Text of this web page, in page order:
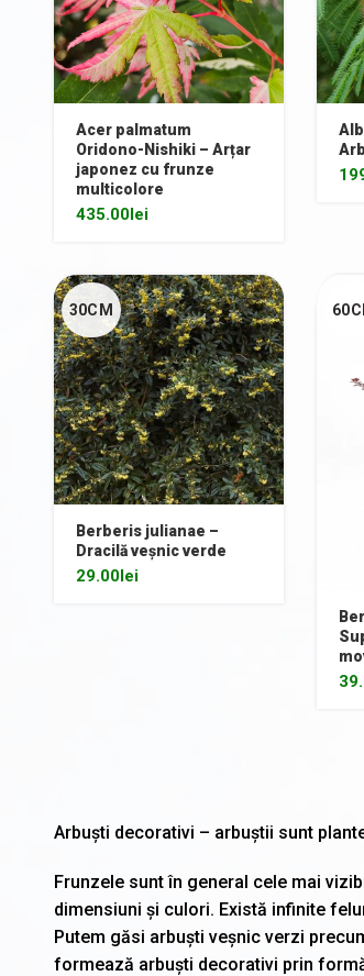
Acer palmatum
Oridono-Nishiki – Arțar
japonez cu frunze
multicolore
435.00lei
30CM
Berberis julianae –
Dracilă veșnic verde
29.00lei
Arbuști decorativi – arbuștii sunt
Frunzele sunt în general cele mai
dimensiuni și culori. Există infinite
Putem găsi arbuști veșnic verzi
formează arbuști decorativi prin